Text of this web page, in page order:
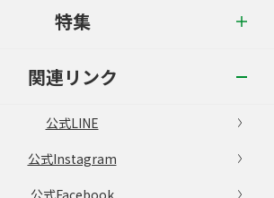
特集
関連リンク
公式LINE
公式Instagram